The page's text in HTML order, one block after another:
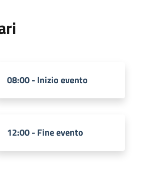
08:00 - Inizio evento
12:00 - Fine evento